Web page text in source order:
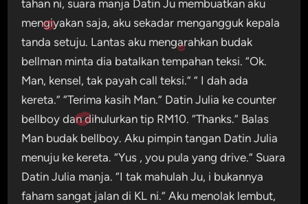
tahan ni, suara manja Datin Ju membuatkan aku
mengiyakan saja, aku sekadar mengangguk kepala
tanda setuju. Lantas aku mengarahkan budak
bellman minta dia batalkan tempahan teksi. “Ok.
Man, kensel, tak payah call teksi.” ” I dah ada
kereta.” “Terima kasih Man.” Datin Julia ke counter
bellboy dan dihulurkan tip RM10. “Thanks.” Balas
Man budak bellboy. Aku pimpin tangan Datin Julia
menuju ke kereta. “Yus , you pula yang drive.” Suara
Datin Julia manja. “I tak mahulah Ju, i bukannya
faham sangat jalan di KL ni.” Aku menolak lembut,